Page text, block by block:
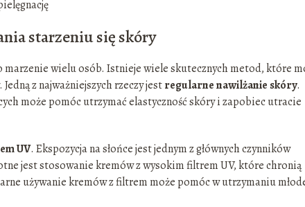
starzeniu się skóry
wielu osób. Istnieje wiele skutecznych metod, które
z najważniejszych rzeczy jestregularne nawilżanie skóry.
może pomóc utrzymać elastyczność skóry i zapobiec utracie
UV. Ekspozycja na słońce jest jednym z głównych czynników
jest stosowanie kremów z wysokim filtrem UV, które chronią
używanie kremów z filtrem może pomóc w utrzymaniu